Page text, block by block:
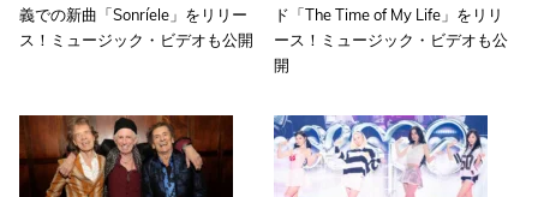
義での新曲「Sonríele」をリリー
ス！ミュージック・ビデオも公開
ド「The Time of My Life」をリリ
ース！ミュージック・ビデオも公
開